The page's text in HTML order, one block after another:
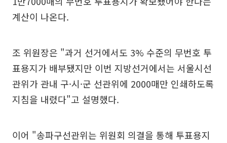
계산이 나온다.
조 위원장은 "과거 선거에서도 3% 수준의 무번호 투
표용지가 배부됐지만 이번 지방선거에서는 서울시선
관위가 관내 구·시·군 선관위에 2000매만 인쇄하도록
지침을 내렸다"고 설명했다.
이어 "송파구선관위는 위원회 의결을 통해 투표용지